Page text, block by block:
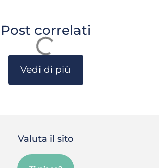
Post correlati
Vedi di più
Valuta il sito